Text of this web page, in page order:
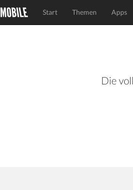
Start Themen Apps
Die